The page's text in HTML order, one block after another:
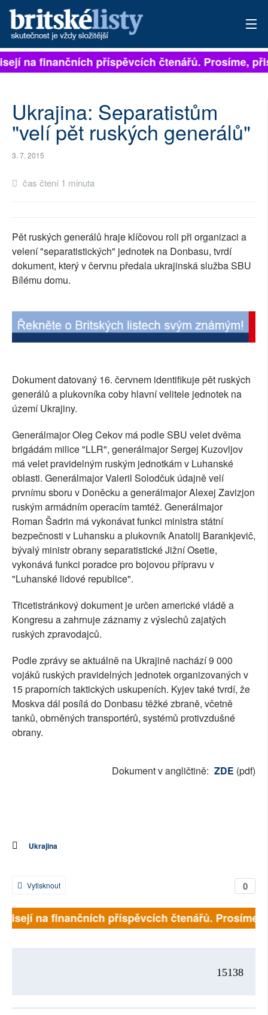
PŘIHLÁSIT
ARCHIV
ROZHOVORY
PŘÍSPĚVKY NA PROVOZ
SOCIÁLNÍ SÍTĚ
RUBRIKY
na finančních příspěvcích čtenářů. Prosíme,
Ukrajina: Separatistům
"velí pět ruských generálů"
3. 7. 2015
čas čtení 1 minuta
Pět ruských generálů hraje klíčovou roli při organizaci a
velení "separatistických" jednotek na Donbasu, tvrdí
dokument, který v červnu předala ukrajinská služba SBU
Bílému domu.
Dokument datovaný 16. červnem identifikuje pět ruských
generálů a plukovníka coby hlavní velitele jednotek na
území Ukrajiny.
Generálmajor Oleg Cekov má podle SBU velet dvěma
brigádám milice "LLR", generálmajor Sergej Kuzovljov
má velet pravidelným ruským jednotkám v Luhanské
oblasti. Generálmajor Valeril Solodčuk údajně velí
prvnímu sboru v Doněcku a generálmajor Alexej Zavizjon
ruským armádním operacím tamtéž. Generálmajor
Roman Šadrin má vykonávat funkci ministra státní
bezpečnosti v Luhansku a plukovník Anatolij Barankjevič,
bývalý ministr obrany separatistické Jižní Osetie,
vykonává funkci poradce pro bojovou přípravu v
"Luhanské lidové republice".
Třicetistránkový dokument je určen americké vládě a
Kongresu a zahrnuje záznamy z výslechů zajatých
ruských zpravodajců.
Podle zprávy se aktuálně na Ukrajině nachází 9 000
vojáků ruských pravidelných jednotek organizovaných v
15 praporních taktických uskupeních. Kyjev také tvrdí, že
Moskva dál posílá do Donbasu těžké zbraně, včetně
tanků, obrněných transportérů, systémů protivzdušné
obrany.
Dokument v angličtině: ZDE (pdf)
Ukrajina
0
Vytisknout
na finančních příspěvcích čtenářů. Prosíme,
15138